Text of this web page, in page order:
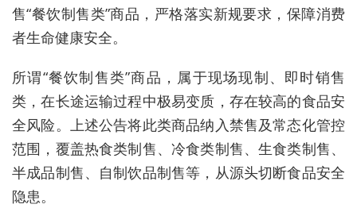
售“餐饮制售类”商品，严格落实新规要求，保障消费
者生命健康安全。
所谓“餐饮制售类”商品，属于现场现制、即时销售
类，在长途运输过程中极易变质，存在较高的食品安
全风险。上述公告将此类商品纳入禁售及常态化管控
范围，覆盖热食类制售、冷食类制售、生食类制售、
半成品制售、自制饮品制售等，从源头切断食品安全
隐患。